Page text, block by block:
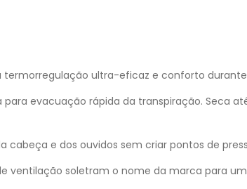
ultra-eficaz e conforto durante
evacuação rápida da transpiração. Seca
e dos ouvidos sem criar pontos de
ventilação soletram o nome da marca para